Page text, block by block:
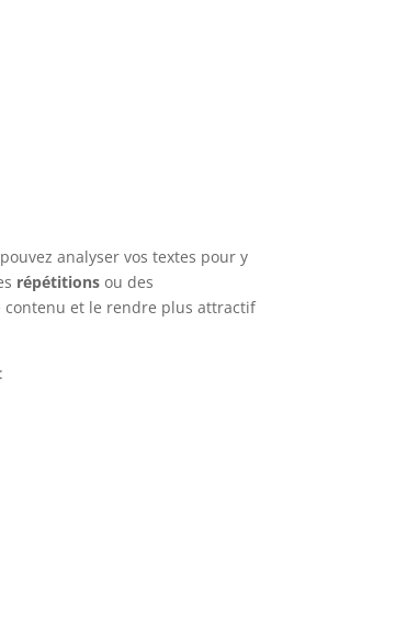
analyser vos textes pour y
répétitions ou des
contenu et le rendre plus attractif